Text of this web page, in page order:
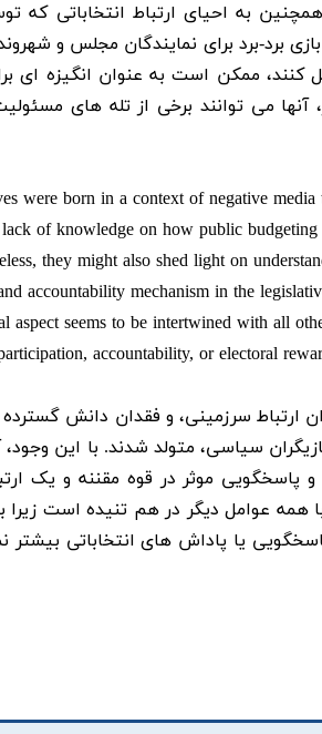
به احیای ارتباط انتخاباتی که
برد برای نمایندگان مجلس و
کنند، ممکن است به عنوان انگیزه ای
می توانند برخی از تله های
were born in a context of negative
of knowledge on how public
they might also shed light on
accountability mechanism in the
aspect seems to be intertwined with all
accountability, or electoral
ارتباط سرزمینی، و فقدان دانش
سیاسی، متولد شدند. با این
موثر در قوه مقننه و یک
همه عوامل دیگر در هم تنیده است
یا پاداش های انتخاباتی بیشتر